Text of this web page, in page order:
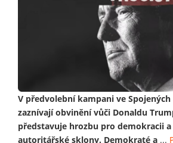
V předvolební kampani ve
zaznívají obvinění vůči Donaldu
představuje hrozbu pro demokracii a
autoritářské sklony. Demokraté a ...